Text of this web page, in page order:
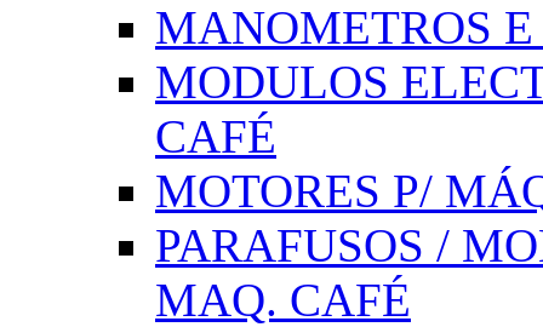
MANOMETROS
MODULOS
CAFÉ
MOTORES P/
PARAFUSOS /
MAQ. CAFÉ